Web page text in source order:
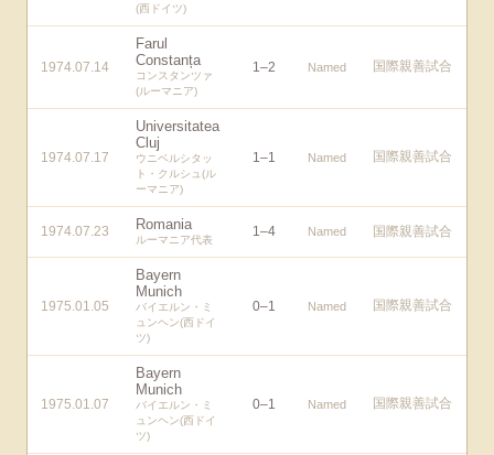
(西ドイツ)
1974.07.14
Farul
Constanța
コンスタンツァ
(ルーマニア)
1–2 Named 国際親善試合
1974.07.17
Universitatea
Cluj
ウニベルシタッ
ト・クルシュ(ル
ーマニア)
1–1 Named 国際親善試合
1974.07.23 Romania
ルーマニア代表
1–4 Named 国際親善試合
1975.01.05
Bayern
Munich
バイエルン・ミ
ュンヘン(西ドイ
ツ)
0–1 Named 国際親善試合
1975.01.07
Bayern
Munich
バイエルン・ミ
ュンヘン(西ドイ
ツ)
0–1 Named 国際親善試合